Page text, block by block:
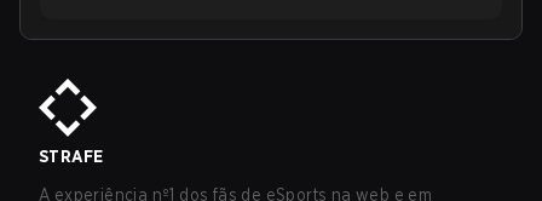
STRAFE
A experiência nº1 dos fãs de eSports na web e em